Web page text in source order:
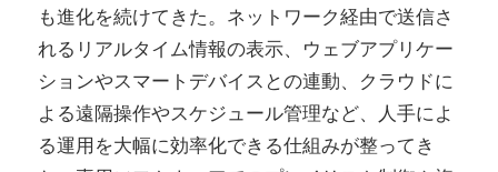
も進化を続けてきた。ネットワーク経由で送信さ
れるリアルタイム情報の表示、ウェブアプリケー
ションやスマートデバイスとの連動、クラウドに
よる遠隔操作やスケジュール管理など、人手によ
る運用を大幅に効率化できる仕組みが整ってき